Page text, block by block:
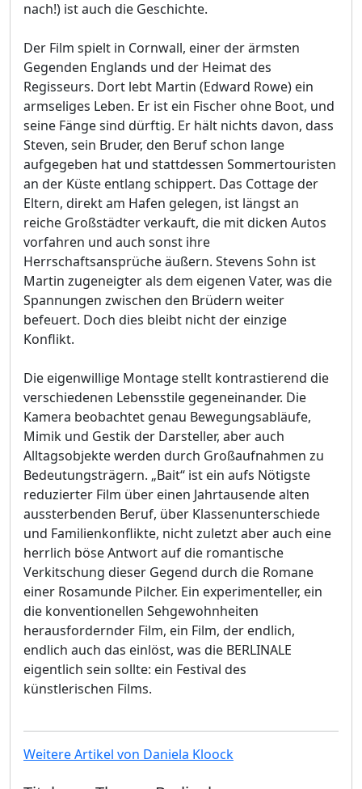
nach!) ist auch die Geschichte.
Der Film spielt in Cornwall, einer der ärmsten
Gegenden Englands und der Heimat des
Regisseurs. Dort lebt Martin (Edward Rowe) ein
armseliges Leben. Er ist ein Fischer ohne Boot, und
seine Fänge sind dürftig. Er hält nichts davon, dass
Steven, sein Bruder, den Beruf schon lange
aufgegeben hat und stattdessen Sommertouristen
an der Küste entlang schippert. Das Cottage der
Eltern, direkt am Hafen gelegen, ist längst an
reiche Großstädter verkauft, die mit dicken Autos
vorfahren und auch sonst ihre
Herrschaftsansprüche äußern. Stevens Sohn ist
Martin zugeneigter als dem eigenen Vater, was die
Spannungen zwischen den Brüdern weiter
befeuert. Doch dies bleibt nicht der einzige
Konflikt.
Die eigenwillige Montage stellt kontrastierend die
verschiedenen Lebensstile gegeneinander. Die
Kamera beobachtet genau Bewegungsabläufe,
Mimik und Gestik der Darsteller, aber auch
Alltagsobjekte werden durch Großaufnahmen zu
Bedeutungsträgern. „Bait“ ist ein aufs Nötigste
reduzierter Film über einen Jahrtausende alten
aussterbenden Beruf, über Klassenunterschiede
und Familienkonflikte, nicht zuletzt aber auch eine
herrlich böse Antwort auf die romantische
Verkitschung dieser Gegend durch die Romane
einer Rosamunde Pilcher. Ein experimenteller, ein
die konventionellen Sehgewohnheiten
herausfordernder Film, ein Film, der endlich,
endlich auch das einlöst, was die BERLINALE
eigentlich sein sollte: ein Festival des
künstlerischen Films.
Weitere Artikel von Daniela Kloock